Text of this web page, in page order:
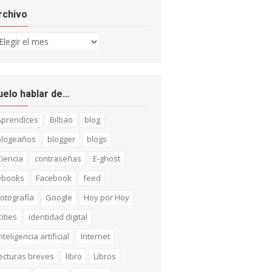
hablar de…
Bilbao
blog
blogger
blogs
contraseñas
E-ghost
Facebook
feed
Google
Hoy por Hoy
identidad digital
artificial
Internet
breves
libro
Libros